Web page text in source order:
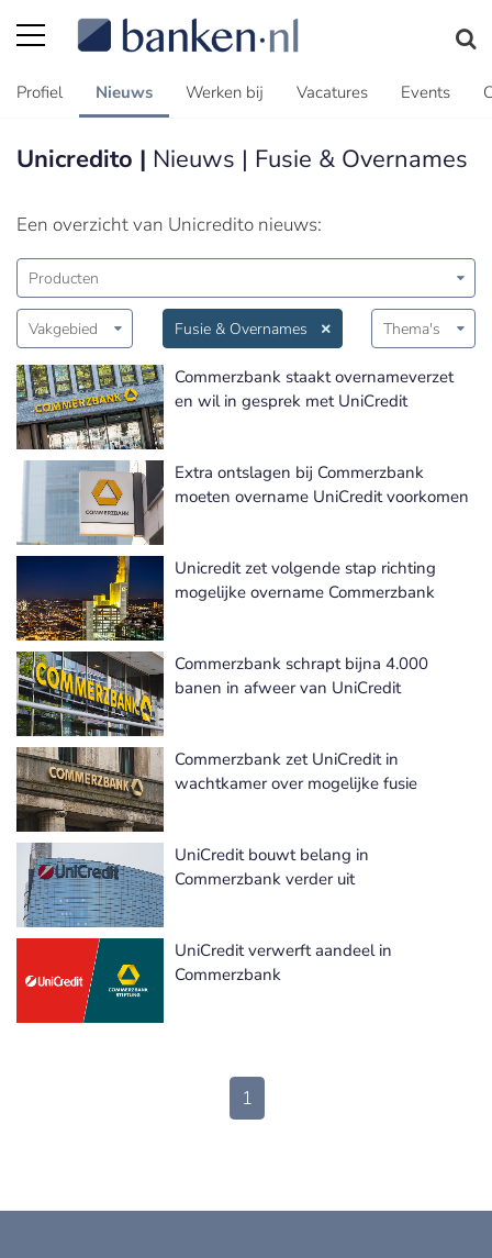
Profiel Nieuws Werken bij Vacatures Events
Unicredito | Nieuws | Fusie & Overnames
Een overzicht van Unicredito nieuws:
Producten
Vakgebied Fusie & Overnames Thema's
Commerzbank staakt overnameverzet
en wil in gesprek met UniCredit
Extra ontslagen bij Commerzbank
moeten overname UniCredit voorkomen
Unicredit zet volgende stap richting
mogelijke overname Commerzbank
Commerzbank schrapt bijna 4.000
banen in afweer van UniCredit
Commerzbank zet UniCredit in
wachtkamer over mogelijke fusie
UniCredit bouwt belang in
Commerzbank verder uit
UniCredit verwerft aandeel in
Commerzbank
1